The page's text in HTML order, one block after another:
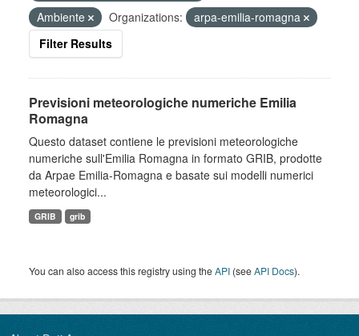
Ambiente
Organizations:
arpa-emilia-romagna
Filter Results
Previsioni meteorologiche numeriche Emilia
Romagna
Questo dataset contiene le previsioni meteorologiche
numeriche sull'Emilia Romagna in formato GRIB, prodotte
da Arpae Emilia-Romagna e basate sui modelli numerici
meteorologici...
GRIB grib
You can also access this registry using theAPI (seeAPI Docs).